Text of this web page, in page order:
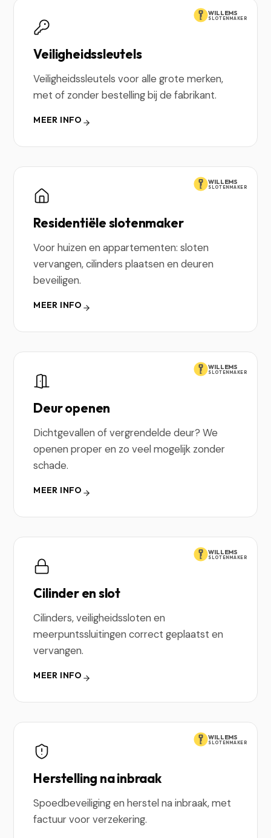
WILLEMS
SLOTENMAKER
Veiligheidssleutels
Veiligheidssleutels voor alle grote merken,
met of zonder bestelling bij de fabrikant.
MEER INFO
WILLEMS
SLOTENMAKER
Residentiële slotenmaker
Voor huizen en appartementen: sloten
vervangen, cilinders plaatsen en deuren
beveiligen.
MEER INFO
WILLEMS
SLOTENMAKER
Deur openen
Dichtgevallen of vergrendelde deur? We
openen proper en zo veel mogelijk zonder
schade.
MEER INFO
WILLEMS
SLOTENMAKER
Cilinder en slot
Cilinders, veiligheidssloten en
meerpuntssluitingen correct geplaatst en
vervangen.
MEER INFO
WILLEMS
SLOTENMAKER
Herstelling na inbraak
Spoedbeveiliging en herstel na inbraak, met
factuur voor verzekering.